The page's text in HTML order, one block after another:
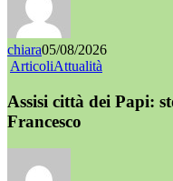
chiara05/08/2026
ArticoliAttualità
Assisi città dei Papi:
Francesco